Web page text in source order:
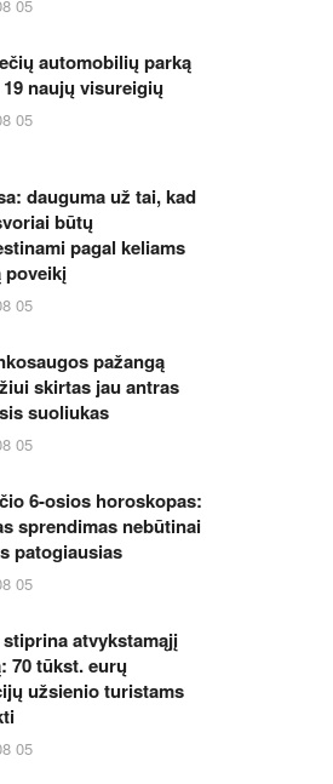
05
automobilių parką
naujų visureigių
05
dauguma už tai, kad
būtų
pagal keliams
poveikį
05
pažangą
skirtas jau antras
suoliukas
05
6-osios horoskopas:
sprendimas nebūtinai
patogiausias
05
atvykstamąjį
70 tūkst. eurų
užsienio turistams
05